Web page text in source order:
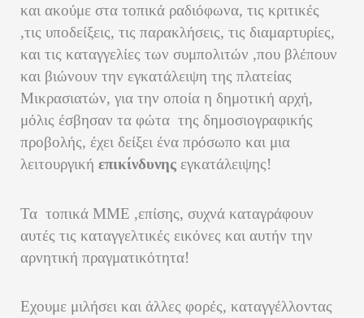
και ακούμε στα τοπικά ραδιόφωνα, τις κριτικές
,τις υποδείξεις, τις παρακλήσεις, τις διαμαρτυρίες,
και τις καταγγελίες των συμπολιτών ,που βλέπουν
και βιώνουν την εγκατάλειψη της πλατείας
Μικρασιατών, για την οποία η δημοτική αρχή,
μόλις έσβησαν τα φώτα της δημοσιογραφικής
προβολής, έχει δείξει ένα πρόσωπο και μια
λειτουργική επικίνδυνης εγκατάλειψης!
Τα τοπικά ΜΜΕ ,επίσης, συχνά καταγράφουν
αυτές τις καταγγελτικές εικόνες και αυτήν την
αρνητική πραγματικότητα!
Εχουμε μιλήσει και άλλες φορές, καταγγέλλοντας